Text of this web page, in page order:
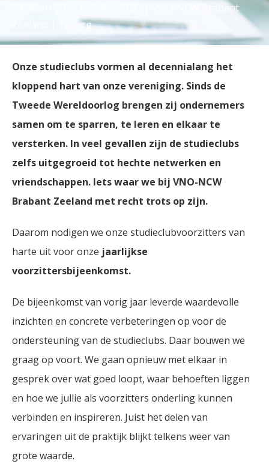
24 maart 2026 | 15.30 - 17.30 | VNO-NCW Brabant
Zeeland | Tilburg
Onze studieclubs vormen al decennialang het
kloppend hart van onze vereniging. Sinds de
Tweede Wereldoorlog brengen zij ondernemers
samen om te sparren, te leren en elkaar te
versterken. In veel gevallen zijn de studieclubs
zelfs uitgegroeid tot hechte netwerken en
vriendschappen. Iets waar we bij VNO-NCW
Brabant Zeeland met recht trots op zijn.
Daarom nodigen we onze studieclubvoorzitters van
harte uit voor onze jaarlijkse
voorzittersbijeenkomst.
De bijeenkomst van vorig jaar leverde waardevolle
inzichten en concrete verbeteringen op voor de
ondersteuning van de studieclubs. Daar bouwen we
graag op voort. We gaan opnieuw met elkaar in
gesprek over wat goed loopt, waar behoeften liggen
en hoe we jullie als voorzitters onderling kunnen
verbinden en inspireren. Juist het delen van
ervaringen uit de praktijk blijkt telkens weer van
grote waarde.